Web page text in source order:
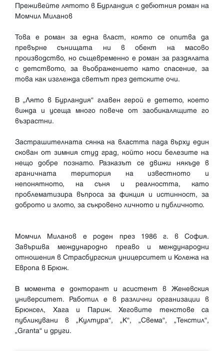
Преживейте лятото в Бурландия с дебютния роман на
Момчил Миланов
Това е роман за една власт, която се опитва да
превърне сънищата ни в обект на масово
производство, но същeвременно е роман за раздялата
с детството, за въображението като спасение, за
това как изглежда светът през детските очи.
В „Лято в Бурландия“ главен герой е детето, което
вижда и усеща много повече от заобикалящите го
възрастни.
Застрашителната сянка на властта пада върху един
скован от зимния студ град, който носи белезите на
нещо добре познато. Разказът се движи някъде в
граничната територия на известното и
непонятното, на съня и реалността, като
проблематизира въпроса за фикция и истинност, за
доброто и злото, за съкровено личното и публичното.
Момчил Миланов е роден през 1986 г. в София.
Завършва международно преаво и международни
отношения в Страсбургския уницерситет и Колежа на
Европа в Брюж.
В момента е докторант и асистент в Женевския
университет. Работил е в различни организации в
Брюксел, Хага и Париж. Хеговите текстове са
публикувани в „Култура“, „К“, „Свема“, „Текстил“,